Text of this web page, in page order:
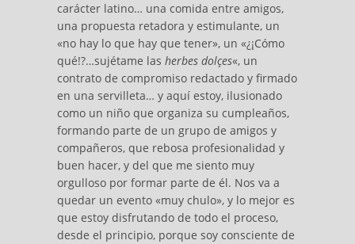
carácter latino… una comida entre amigos,
una propuesta retadora y estimulante, un
«no hay lo que hay que tener», un «¿¡Cómo
qué!?…sujétame las herbes dolçes«, un
contrato de compromiso redactado y firmado
en una servilleta… y aquí estoy, ilusionado
como un niño que organiza su cumpleaños,
formando parte de un grupo de amigos y
compañeros, que rebosa profesionalidad y
buen hacer, y del que me siento muy
orgulloso por formar parte de él. Nos va a
quedar un evento «muy chulo», y lo mejor es
que estoy disfrutando de todo el proceso,
desde el principio, porque soy consciente de